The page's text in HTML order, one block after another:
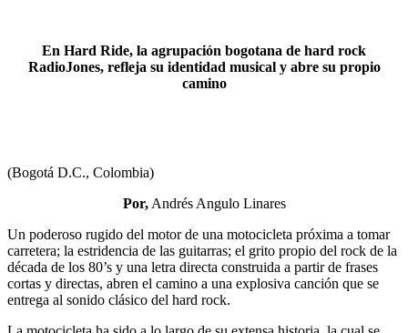
En Hard Ride, la agrupación bogotana de hard rock
RadioJones, refleja su identidad musical y abre su propio
camino
(Bogotá D.C., Colombia)
Por,Andrés Angulo Linares
Un poderoso rugido del motor de una motocicleta próxima a tomar
carretera; la estridencia de las guitarras; el grito propio del rock de la
década de los 80’s y una letra directa construida a partir de frases
cortas y directas, abren el camino a una explosiva canción que se
entrega al sonido clásico del hard rock.